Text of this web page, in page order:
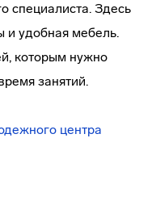
специалиста. Здесь
и удобная мебель.
которым нужно
занятий.
центра